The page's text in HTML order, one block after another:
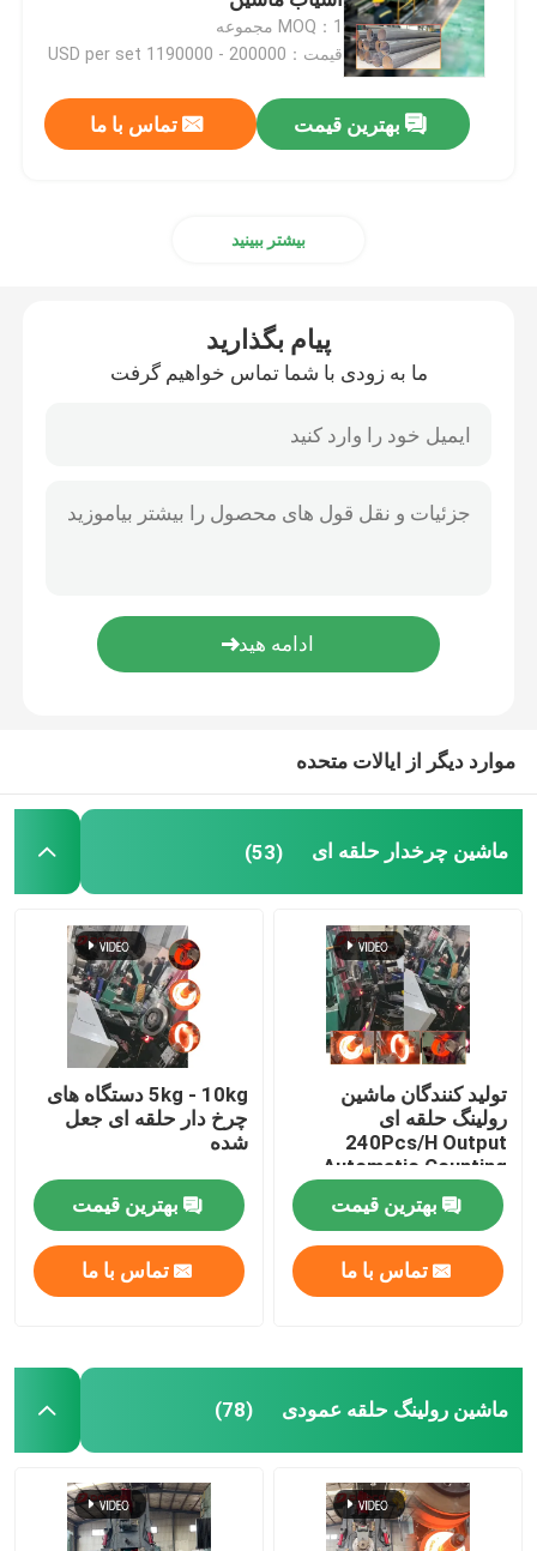
درخواست نقل قول
ماشین چرخدار حلقه ای
آسیاب لوله جوش مارپیچی
فشار پیچ تراش
MOQ：1 مجموعه
قیمت：200000 - 1190000 USD per set
بهترین قیمت تماس با ما
بیشتر ببینید
پیام بگذارید
ما به زودی با شما تماس خواهیم گرفت
موارد دیگر از ایالات متحده
ماشین چرخدار حلقه ای (53)
تولید کنندگان ماشین
رولینگ حلقه ای
240Pcs/H Output
Automatic Counting
بهترین قیمت
تماس با ما
5kg - 10kg دستگاه های
چرخ دار حلقه ای جعل
شده
بهترین قیمت
تماس با ما
ماشین رولینگ حلقه عمودی (78)